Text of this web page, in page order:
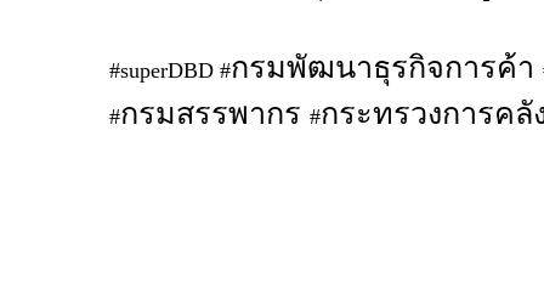
#superDBD #กรมพัฒนาธุรกิจการค้า
#กรมสรรพากร #กระทรวงการคลั